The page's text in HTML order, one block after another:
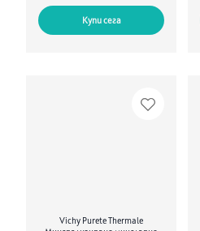
Купи сега
Vichy Purete Thermale